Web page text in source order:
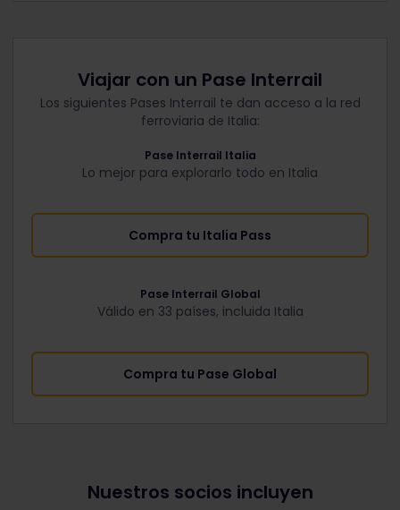
Viajar con un Pase Interrail
Los siguientes Pases Interrail te dan acceso a la red
ferroviaria de Italia:
Pase Interrail Italia
Lo mejor para explorarlo todo en Italia
Compra tu Italia Pass
Pase Interrail Global
Válido en 33 países, incluida Italia
Compra tu Pase Global
Nuestros socios incluyen